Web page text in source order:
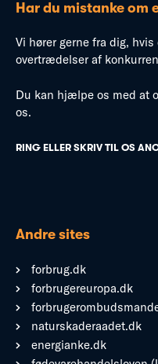
Har du mistanke om
Vi hører gerne fra dig,
overtrædelser af
Du kan hjælpe os med at
os.
RING ELLER SKRIV TIL OS
Andre sites
forbrug.dk
forbrugereuropa.dk
naturskaderaadet.dk
energianke.dk